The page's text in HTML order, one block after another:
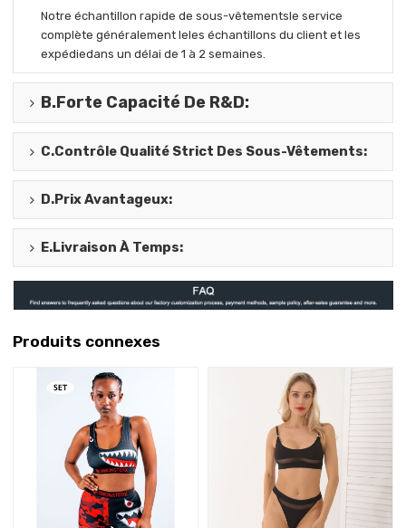
Notre échantillon rapide de sous-vêtementsle service
complète généralement leles échantillons du client et les
expédiedans un délai de 1 à 2 semaines.
B.Forte Capacité De R&D:
C.Contrôle Qualité Strict Des Sous-Vêtements:
D.Prix Avantageux:
E.Livraison À Temps:
Produits connexes